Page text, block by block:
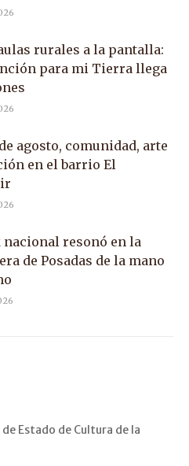
rurales a la pantalla:
para mi Tierra llega
de agosto, comunidad, arte
en el barrio El
resonó en la
de Posadas de la mano
Estado de Cultura de la